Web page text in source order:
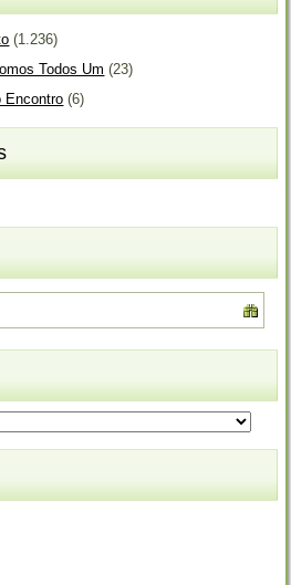
(1.236)
Todos Um (23)
Encontro (6)